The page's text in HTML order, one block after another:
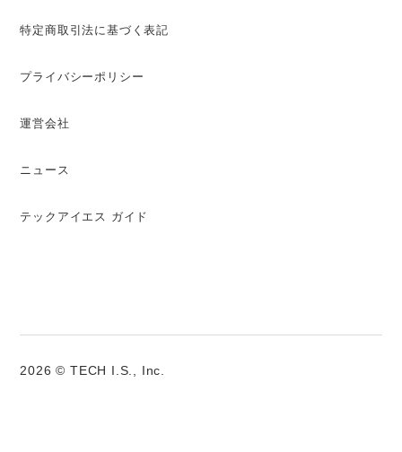
特定商取引法に基づく表記
プライバシーポリシー
運営会社
ニュース
テックアイエス ガイド
2026 © TECH I.S., Inc.